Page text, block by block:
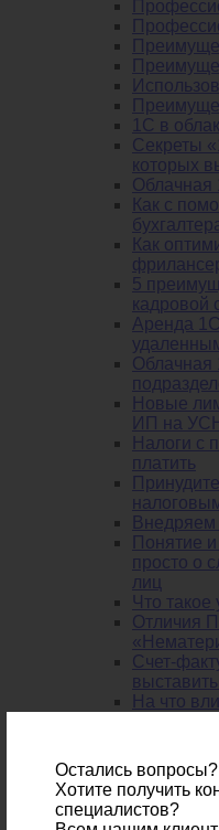
1С в
Секреты
которых
Облачная
Как с
Как
5
кадровой
Аренда 1С
Новые
ИП на УСН
Налоги с
платить
Внедряем
Понятие
просто о
лиц
Что такое
Отличия
Счет-
На что
Малый
не
Как
Остались вопросы?
Хотите получить
специалистов?